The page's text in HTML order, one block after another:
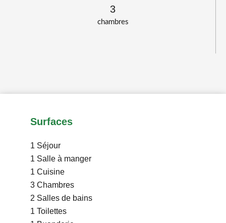
chambres
3
Surfaces
1 Séjour
1 Salle à manger
1 Cuisine
3 Chambres
2 Salles de bains
1 Toilettes